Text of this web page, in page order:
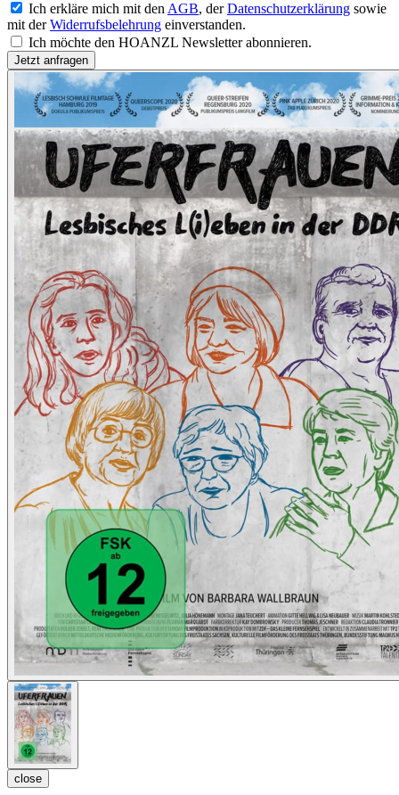
Ich erkläre mich mit den AGB, derDatenschutzerklärung sowie
mit derWiderrufsbelehrung einverstanden.
Ich möchte den HOANZL Newsletter abonnieren.
close